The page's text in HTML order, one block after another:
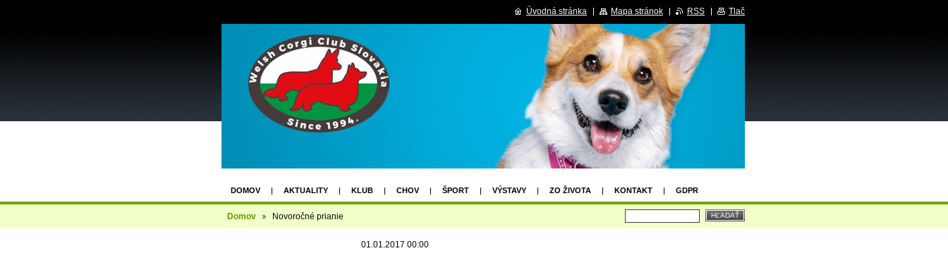
DOMOV AKTUALITY KLUB CHOV ŠPORT VÝSTAVY ZO ŽIVOTA KONTAKT GDPR
FACEBOOK GROUP VIANOČNÁ SÚŤAŽ
Domov Novoročné prianie
01.01.2017 00:00
Úvodná stránka Mapa stránok RSS Tlač